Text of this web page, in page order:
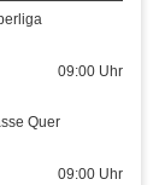
09:00 Uhr
Quer
09:00 Uhr